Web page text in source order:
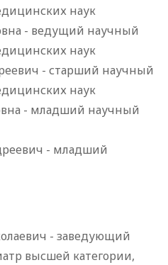
наук
- ведущий научный
наук
- старший научный
наук
- младший научный
- младший
- заведующий
высшей категории,